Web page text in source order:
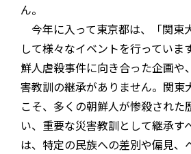
ん
今年に入って東京都は、「関東
して様々なイベントを行っていま
鮮人虐殺事件に向き合った企画や
害教訓の継承がありません。関東
こそ、多くの朝鮮人が惨殺された
い、重要な災害教訓として継承す
は、特定の民族への差別や偏見、